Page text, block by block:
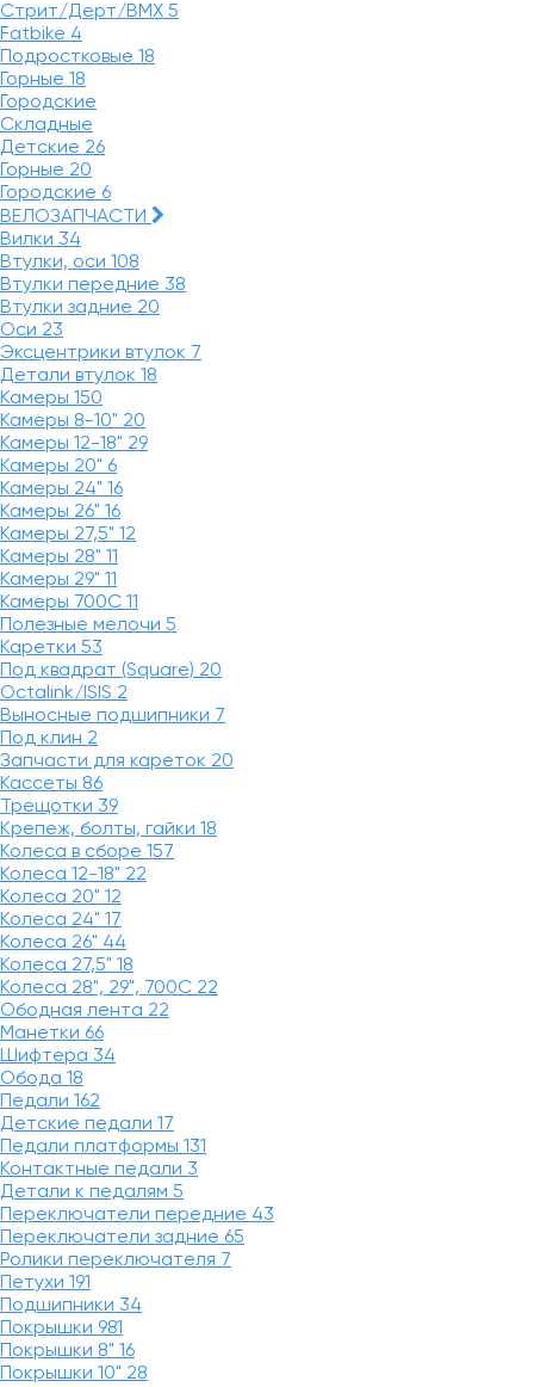
Стрит/Дерт/BMX 5
Fatbike 4
Подростковые 18
Горные 18
Городские
Складные
Детские 26
Горные 20
Городские 6
ВЕЛОЗАПЧАСТИ
Вилки 34
Втулки, оси 108
Втулки передние 38
Втулки задние 20
Оси 23
Эксцентрики втулок 7
Детали втулок 18
Камеры 150
Камеры 8-10" 20
Камеры 12-18" 29
Камеры 20" 6
Камеры 24" 16
Камеры 26" 16
Камеры 27,5" 12
Камеры 28" 11
Камеры 29" 11
Камеры 700C 11
Полезные мелочи 5
Каретки 53
Под квадрат (Square) 20
Octalink/ISIS 2
Выносные подшипники 7
Под клин 2
Запчасти для кареток 20
Кассеты 86
Трещотки 39
Крепеж, болты, гайки 18
Колеса в сборе 157
Колеса 12-18" 22
Колеса 20" 12
Колеса 24" 17
Колеса 26" 44
Колеса 27,5" 18
Колеса 28", 29", 700С 22
Ободная лента 22
Манетки 66
Шифтера 34
Обода 18
Педали 162
Детские педали 17
Педали платформы 131
Контактные педали 3
Детали к педалям 5
Переключатели передние 43
Переключатели задние 65
Ролики переключателя 7
Петухи 191
Подшипники 34
Покрышки 981
Покрышки 8" 16
Покрышки 10" 28